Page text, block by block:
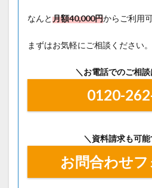
なんと月額40,000円からご利用
まずはお気軽にご相談ください。
＼お電話でのご相
0120-
＼資料請求も可
お問合わせ